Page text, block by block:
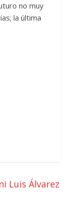
no muy
la última
Luis Álvarez